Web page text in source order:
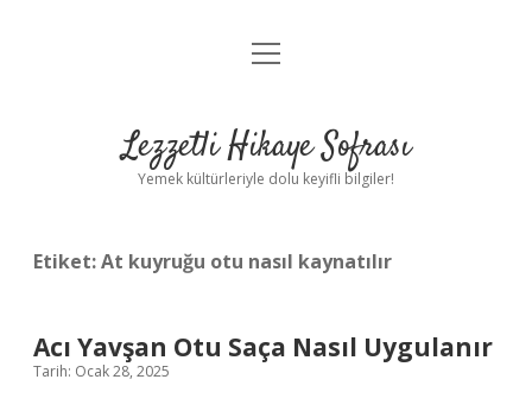
Anasayfa
Yasal Uyarı
menüyü
Lezzetli Hikaye Sofrası
Yemek kültürleriyle dolu keyifli bilgiler!
Etiket:At kuyruğu otu nasıl kaynatılır
Acı Yavşan Otu Saça Nasıl Uygulanır
Tarih: Ocak 28, 2025